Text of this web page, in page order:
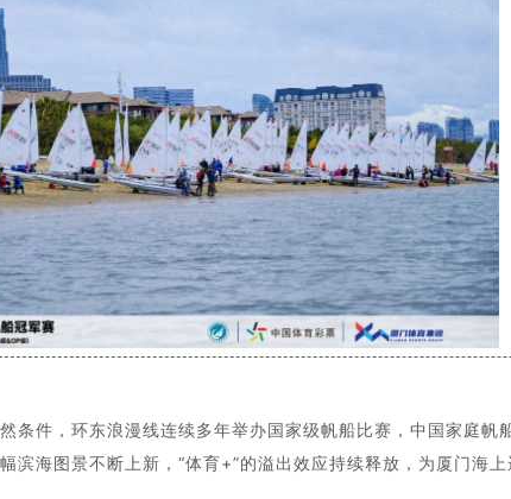
条件，环东浪漫线连续多年举办国家级帆船比赛，中国家庭
滨海图景不断上新，“体育+”的溢出效应持续释放，为厦门海